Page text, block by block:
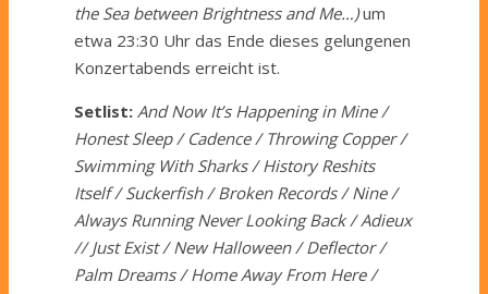
the Sea between Brightness and Me…)um
etwa 23:30 Uhr das Ende dieses gelungenen
Konzertabends erreicht ist.
Setlist: And Now It’s Happening in Mine /
Honest Sleep / Cadence / Throwing Copper /
Swimming With Sharks / History Reshits
Itself / Suckerfish / Broken Records / Nine /
Always Running Never Looking Back / Adieux
// Just Exist / New Halloween / Deflector /
Palm Dreams / Home Away From Here /